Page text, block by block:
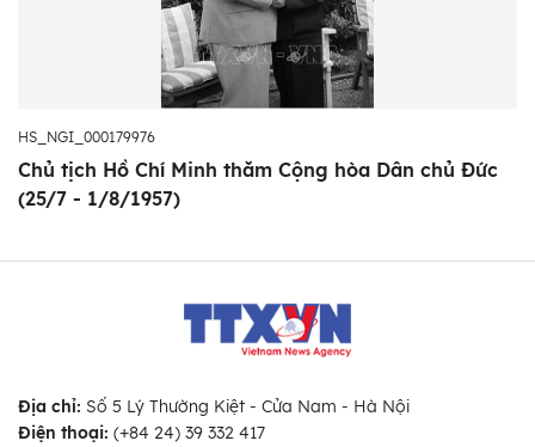
HS_NGI_000179976
Chủ tịch Hồ Chí Minh thăm Cộng hòa Dân chủ Đức
(25/7 - 1/8/1957)
Địa chỉ: Số 5 Lý Thường Kiệt - Cửa Nam - Hà Nội
Điện thoại: (+84 24) 39 332 417